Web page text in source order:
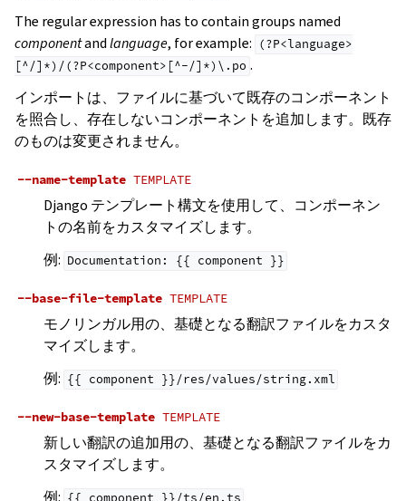
The regular expression has to contain groups named
componentandlanguage, for example: (?P<language>
[^/]*)/(?P<component>[^-/]*)\.po .
インポートは、ファイルに基づいて既存のコンポーネント
を照合し、存在しないコンポーネントを追加します。既存
のものは変更されません。
--name-template TEMPLATE
Django テンプレート構文を使用して、コンポーネン
トの名前をカスタマイズします。
例: Documentation: {{ component }}
--base-file-template TEMPLATE
モノリンガル用の、基礎となる翻訳ファイルをカスタ
マイズします。
例: {{ component }}/res/values/string.xml
--new-base-template TEMPLATE
新しい翻訳の追加用の、基礎となる翻訳ファイルをカ
スタマイズします。